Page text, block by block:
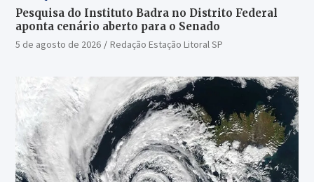
Pesquisa do Instituto Badra no Distrito Federal
aponta cenário aberto para o Senado
5 de agosto de 2026 Redação Estação Litoral SP